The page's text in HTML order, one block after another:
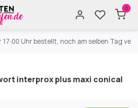
0
Uhr bestellt, noch am selben Tag
interprox plus maxi conical